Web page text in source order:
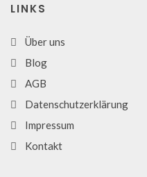
LINKS
Über uns
Blog
AGB
Datenschutzerklärung
Impressum
Kontakt